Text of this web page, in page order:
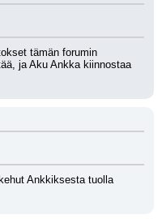
tämän forumin
ja Aku Ankka kiinnostaa
Ankkiksesta tuolla